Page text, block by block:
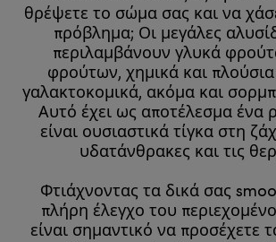
θρέψετε το σώμα σας και να
πρόβλημα; Οι μεγάλες
περιλαμβάνουν γλυκά
φρούτων, χημικά και
γαλακτοκομικά, ακόμα και
Αυτό έχει ως αποτέλεσμα ένα
είναι ουσιαστικά τίγκα στη
υδατάνθρακες και τις
Φτιάχνοντας τα δικά σας
πλήρη έλεγχο του
είναι σημαντικό να προσέχετε